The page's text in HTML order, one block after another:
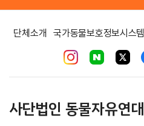
단체소개 국가동물보호정보시스템
사단법인 동물자유연대